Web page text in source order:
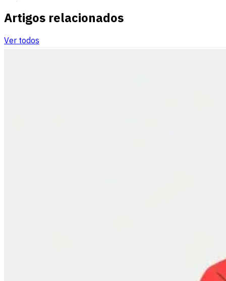
Artigos relacionados
Ver todos